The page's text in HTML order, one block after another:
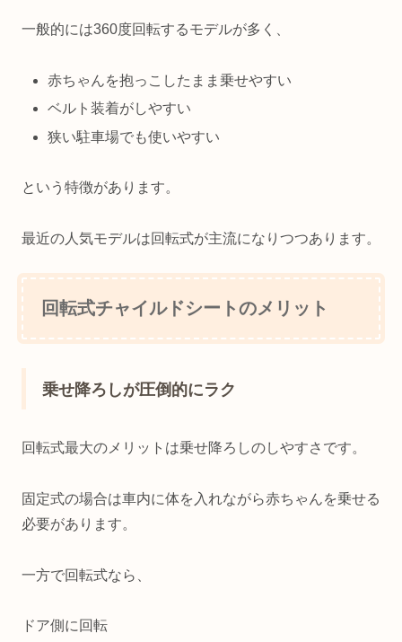
一般的には360度回転するモデルが多く、
赤ちゃんを抱っこしたまま乗せやすい
ベルト装着がしやすい
狭い駐車場でも使いやすい
という特徴があります。
最近の人気モデルは回転式が主流になりつつあります。
回転式チャイルドシートのメリット
乗せ降ろしが圧倒的にラク
回転式最大のメリットは乗せ降ろしのしやすさです。
固定式の場合は車内に体を入れながら赤ちゃんを乗せる
必要があります。
一方で回転式なら、
ドア側に回転